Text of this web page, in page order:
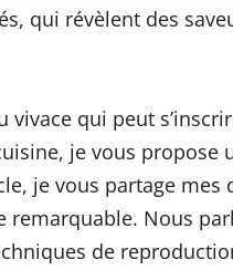
qui révèlent des
vivace qui peut
je vous
je vous partage
Nous
de